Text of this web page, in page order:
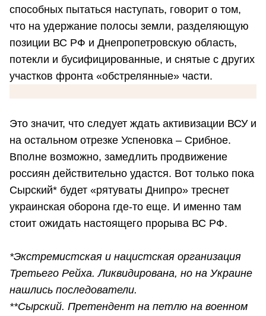
способных пытаться наступать, говорит о том,
что на удержание полосы земли, разделяющую
позиции ВС РФ и Днепропетровскую область,
потекли и бусифицированные, и снятые с других
участков фронта «обстрелянные» части.
Это значит, что следует ждать активизации ВСУ и
на остальном отрезке Успеновка – Срибное.
Вполне возможно, замедлить продвижение
россиян действительно удастся. Вот только пока
Сырский* будет «рятуваты Днипро» треснет
украинская оборона где-то еще. И именно там
стоит ожидать настоящего прорыва ВС РФ.
*Экстремистская и нацистская организация
Третьего Рейха. Ликвидирована, но на Украине
нашлись последователи.
**Сырский. Претендент на петлю на военном